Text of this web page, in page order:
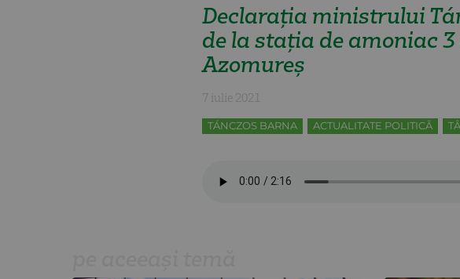
Declarația ministrului
de la stația de amoniac
Azomureş
7 iulie 2021
TÁNCZOS BARNA ACTUALITATE POLITICĂ